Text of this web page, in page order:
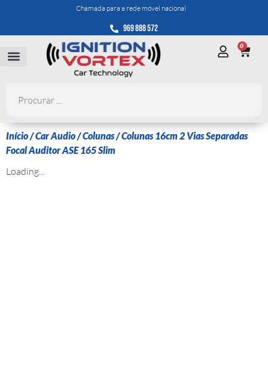
Chamada para a rede móvel nacional
969 888 572
0
Início/Car Audio/Colunas/ Colunas 16cm 2 Vias Separadas
Focal Auditor ASE 165 Slim
Loading...